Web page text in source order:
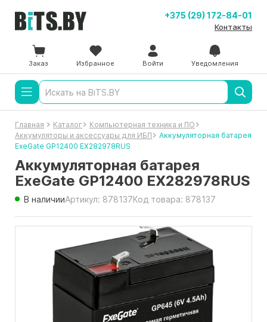
+375 (29) 172-84-01
Контакты
Заказ Избранное Войти Уведомления
Главная Каталог
Компьютерная техника и ПО
Аккумуляторы и аксессуары для ИБП
Аккумуляторная батарея
ExeGate GP12400 EX282978RUS
Аккумуляторная батарея
ExeGate GP12400 EX282978RUS
В наличииАртикул: 878137Код товара: 878137